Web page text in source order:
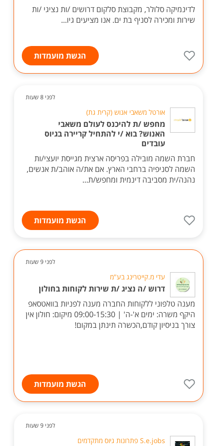
לדינמיקה סלולר, מקבוצת סלקום דרושים /ות נציגי /ות
שירות ומכירה לסניף בת ים. אנו מציעים גיו...
הגשת מועמדות
לפני 8 שעות
אורטל משאבי אנוש (קרית גת)
מחפש /ת להיכנס לעולם משאבי
האנוש? בוא /י להתחיל קריירה בגיוס
עובדים
חברת השמה מובילה בפריסה ארצית מגייסת יועצי/ות
השמה לסניפיה ברחבי הארץ. אם את/ה אוהב/ת אנשים,
נהנה/ית מסביבה דינמית ומחפש/ת...
הגשת מועמדות
לפני 9 שעות
עדי מ.קייטרינג בע"מ
דרוש /ה נציג /ת שירות לקוחות בחולון
מענה טלפוני ללקוחות החברה מענה לפניות בוואטסאפ
היקף משרה: ימים א'-ה' | 09:00-15:30 מיקום: חולון אין
צורך בניסיון קודם,הכשרה תינתן במקום!
הגשת מועמדות
לפני 9 שעות
S.e.jobs פתרונות גיוס מתקדמים